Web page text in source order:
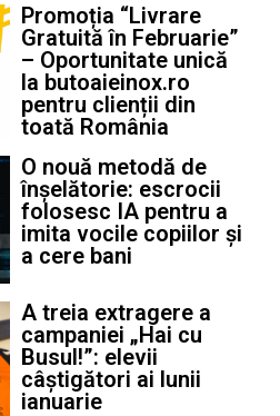
Promoția “Livrare
Gratuită în Februarie”
– Oportunitate unică
la butoaieinox.ro
pentru clienții din
toată România
O nouă metodă de
înșelătorie: escrocii
folosesc IA pentru a
imita vocile copiilor și
a cere bani
A treia extragere a
campaniei „Hai cu
Busul!”: elevii
câștigători ai lunii
ianuarie